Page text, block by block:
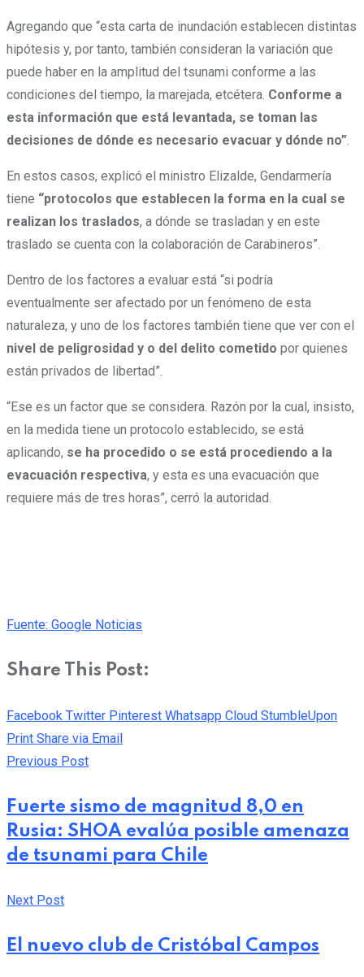
Agregando que “esta carta de inundación establecen distintas
hipótesis y, por tanto, también consideran la variación que
puede haber en la amplitud del tsunami conforme a las
condiciones del tiempo, la marejada, etcétera. Conforme a
esta información que está levantada, se toman las
decisiones de dónde es necesario evacuar y dónde no”
En estos casos, explicó el ministro Elizalde, Gendarmería
tiene “protocolos que establecen la forma en la cual se
realizan los traslados, a dónde se trasladan y en este
traslado se cuenta con la colaboración de Carabineros”.
Dentro de los factores a evaluar está “si podría
eventualmente ser afectado por un fenómeno de esta
naturaleza, y uno de los factores también tiene que ver con el
nivel de peligrosidad y o del delito cometido por quienes
están privados de libertad”.
“Ese es un factor que se considera. Razón por la cual, insisto,
en la medida tiene un protocolo establecido, se está
aplicando, se ha procedido o se está procediendo a la
evacuación respectiva, y esta es una evacuación que
requiere más de tres horas”, cerró la autoridad.
Fuente: Google Noticias
Share This Post:
Facebook Twitter Pinterest Whatsapp Cloud StumbleUpon
Print Share via Email
Previous Post
Fuerte sismo de magnitud 8,0 en
Rusia: SHOA evalúa posible amenaza
de tsunami para Chile
Next Post
El nuevo club de Cristóbal Campos